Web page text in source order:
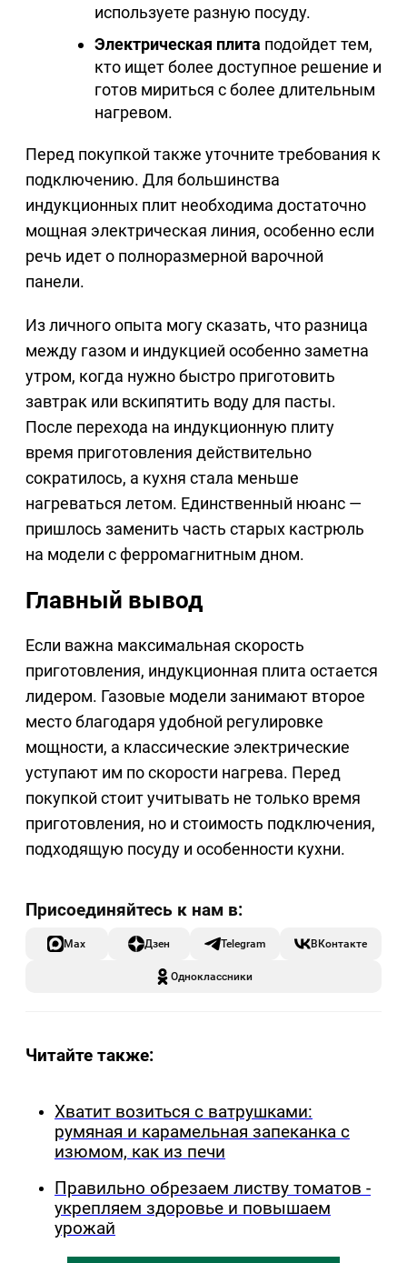
используете разную посуду.
Электрическая плита подойдет тем,
кто ищет более доступное решение и
готов мириться с более длительным
нагревом.
Перед покупкой также уточните требования к
подключению. Для большинства
индукционных плит необходима достаточно
мощная электрическая линия, особенно если
речь идет о полноразмерной варочной
панели.
Из личного опыта могу сказать, что разница
между газом и индукцией особенно заметна
утром, когда нужно быстро приготовить
завтрак или вскипятить воду для пасты.
После перехода на индукционную плиту
время приготовления действительно
сократилось, а кухня стала меньше
нагреваться летом. Единственный нюанс —
пришлось заменить часть старых кастрюль
на модели с ферромагнитным дном.
Главный вывод
Если важна максимальная скорость
приготовления, индукционная плита остается
лидером. Газовые модели занимают второе
место благодаря удобной регулировке
мощности, а классические электрические
уступают им по скорости нагрева. Перед
покупкой стоит учитывать не только время
приготовления, но и стоимость подключения,
подходящую посуду и особенности кухни.
Max Дзен Telegram ВКонтакте
Одноклассники
Читайте также:
Хватит возиться с ватрушками:
румяная и карамельная запеканка с
изюмом, как из печи
Правильно обрезаем листву томатов -
укрепляем здоровье и повышаем
урожай